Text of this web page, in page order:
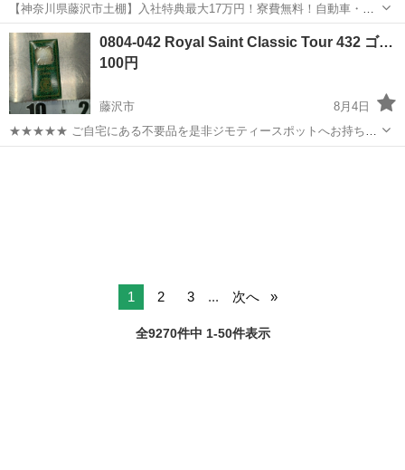
【神奈川県藤沢市土棚】入社特典最大17万円！寮費無料！自動車・ト
ラックの組立・加工ライン作業《お仕事No.5A630》 お仕事について
自動車（小・中・大型トラック）の組立や各エンジン部品の製造を行
います。インパクトレンチ...
神奈川 藤沢市
0804-042 Royal Saint Classic Tour 432 ゴ…
100円
藤沢市
8月4日
★★★★★ ご自宅にある不要品を是非ジモティースポットへお持ち込
みしませんか？ 家電、趣味・スポーツ・レジャー用品、こども用品、
1 2 3 ... 次へ
全9270件中 1-50件表示